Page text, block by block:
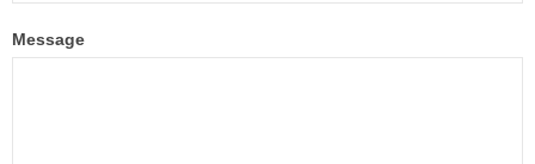
Message